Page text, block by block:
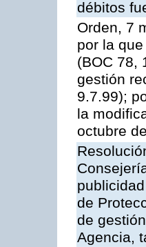
débitos
Orden, 7
por la
(BOC 78,
gestión
9.7.99);
la
octubre
de
de
Agencia,